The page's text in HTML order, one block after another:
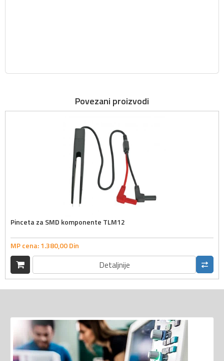
Povezani proizvodi
Pinceta za SMD komponente TLM12
MP cena:1.380,00Din
Detaljnije